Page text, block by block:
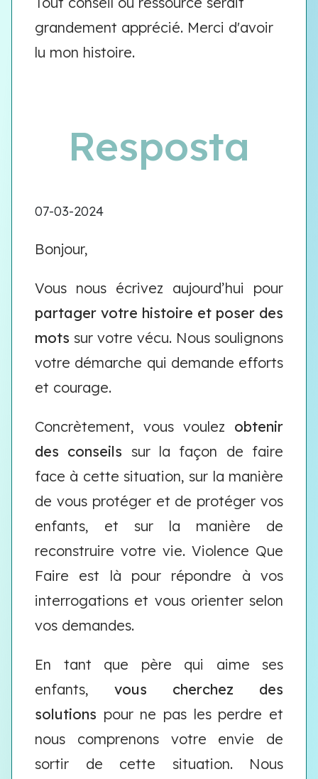
grandement apprécié. Merci d'avoir
lu mon histoire.
Resposta
07-03-2024
Bonjour,
Vous nous écrivez aujourd’hui pour
partager votre histoire et poser des
mots sur votre vécu. Nous soulignons
votre démarche qui demande efforts
et courage.
Concrètement, vous voulez obtenir
des conseils sur la façon de faire
face à cette situation, sur la manière
de vous protéger et de protéger vos
enfants, et sur la manière de
reconstruire votre vie. Violence Que
Faire est là pour répondre à vos
interrogations et vous orienter selon
vos demandes.
En tant que père qui aime ses
enfants, vous cherchez des
solutions pour ne pas les perdre et
nous comprenons votre envie de
sortir de cette situation. Nous